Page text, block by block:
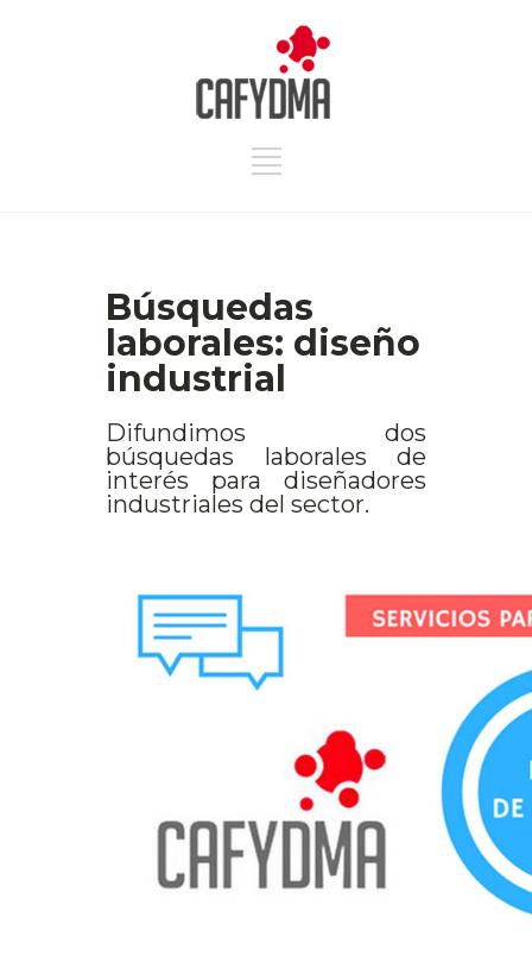
Búsquedas
laborales: diseño
industrial
Difundimos dos
búsquedas laborales de
interés para diseñadores
industriales del sector.